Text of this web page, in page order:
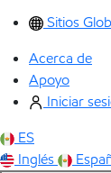
Sitios
Acerca de
Apoyo
Iniciar
ES
Inglés